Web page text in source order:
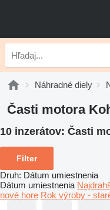
Náhradné diely
Časti motora
10 inzerátov: Časti
Filter
Druh: Dátum umiestnenia
Dátum umiestnenia
nové hore Rok výroby -